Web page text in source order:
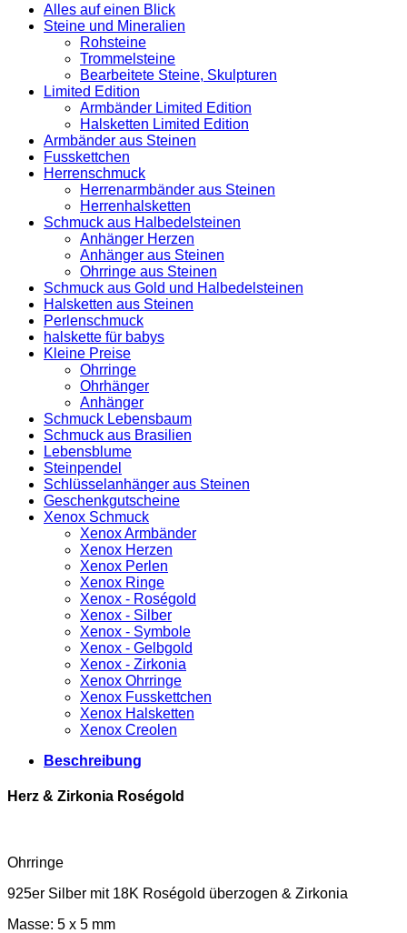
Alles auf einen Blick
Steine und Mineralien
Rohsteine
Trommelsteine
Bearbeitete Steine, Skulpturen
Limited Edition
Armbänder Limited Edition
Halsketten Limited Edition
Armbänder aus Steinen
Fusskettchen
Herrenschmuck
Herrenarmbänder aus Steinen
Herrenhalsketten
Schmuck aus Halbedelsteinen
Anhänger Herzen
Anhänger aus Steinen
Ohrringe aus Steinen
Schmuck aus Gold und Halbedelsteinen
Halsketten aus Steinen
Perlenschmuck
halskette für babys
Kleine Preise
Ohrringe
Ohrhänger
Anhänger
Schmuck Lebensbaum
Schmuck aus Brasilien
Lebensblume
Steinpendel
Schlüsselanhänger aus Steinen
Geschenkgutscheine
Xenox Schmuck
Xenox Armbänder
Xenox Herzen
Xenox Perlen
Xenox Ringe
Xenox - Roségold
Xenox - Silber
Xenox - Symbole
Xenox - Gelbgold
Xenox - Zirkonia
Xenox Ohrringe
Xenox Fusskettchen
Xenox Halsketten
Xenox Creolen
Beschreibung
Herz & Zirkonia Roségold
Ohrringe
925er Silber mit 18K Roségold überzogen & Zirkonia
Masse: 5 x 5 mm